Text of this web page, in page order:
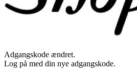
Adgangskode ændret.
Log på med din nye adgangskode.